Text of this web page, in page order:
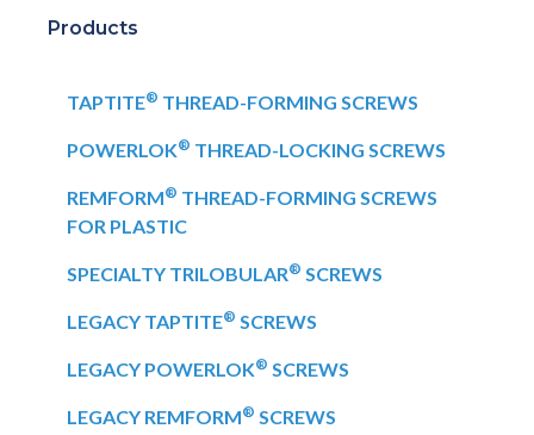
Products
TAPTITE® THREAD-FORMING SCREWS
POWERLOK® THREAD-LOCKING SCREWS
REMFORM® THREAD-FORMING SCREWS
FOR PLASTIC
SPECIALTY TRILOBULAR® SCREWS
LEGACY TAPTITE® SCREWS
LEGACY POWERLOK® SCREWS
LEGACY REMFORM® SCREWS